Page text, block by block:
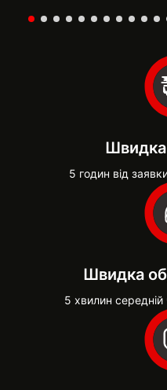
Швидка
5 годин від
Швидка
5 хвилин середній